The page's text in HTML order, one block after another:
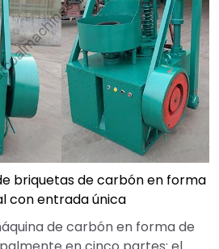
briquetas de carbón en forma
con entrada única
de carbón en forma de